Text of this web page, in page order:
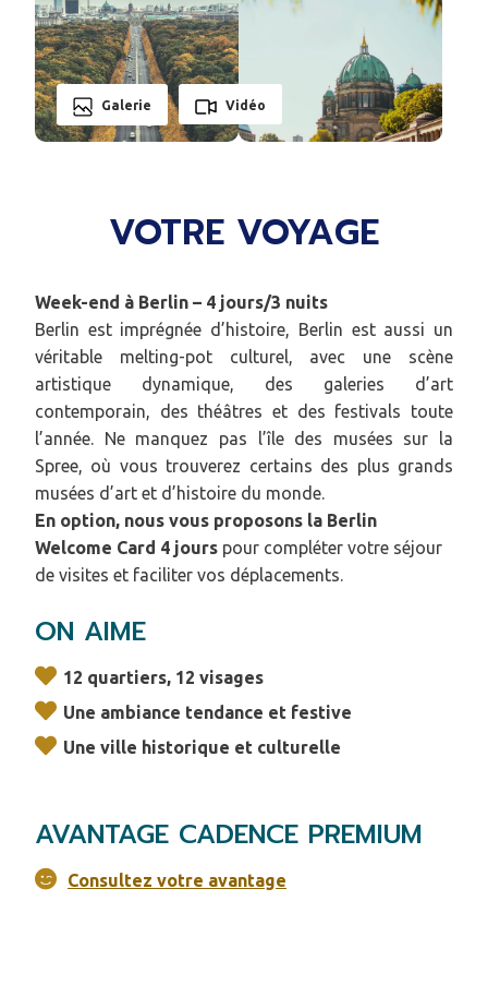
Galerie Vidéo
VOTRE VOYAGE
Week-end à Berlin – 4 jours/3 nuits
Berlin est imprégnée d’histoire, Berlin est aussi un
véritable melting-pot culturel, avec une scène
artistique dynamique, des galeries d’art
contemporain, des théâtres et des festivals toute
l’année. Ne manquez pas l’île des musées sur la
Spree, où vous trouverez certains des plus grands
musées d’art et d’histoire du monde.
En option, nous vous proposons la Berlin
Welcome Card 4 jours pour compléter votre séjour
de visites et faciliter vos déplacements.
ON AIME
12 quartiers, 12 visages
Une ambiance tendance et festive
Une ville historique et culturelle
AVANTAGE CADENCE PREMIUM
Consultez votre avantage